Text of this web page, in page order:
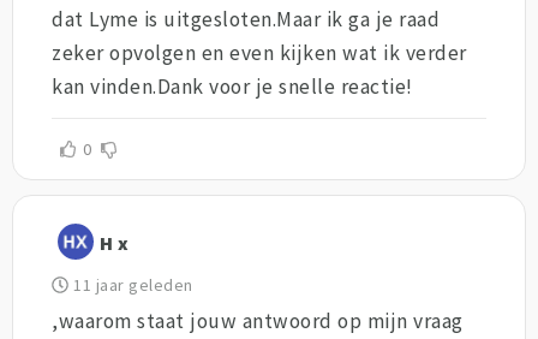
dat Lyme is uitgesloten.Maar ik ga je raad
zeker opvolgen en even kijken wat ik verder
kan vinden.Dank voor je snelle reactie!
0
H x
11 jaar geleden
,waarom staat jouw antwoord op mijn vraag